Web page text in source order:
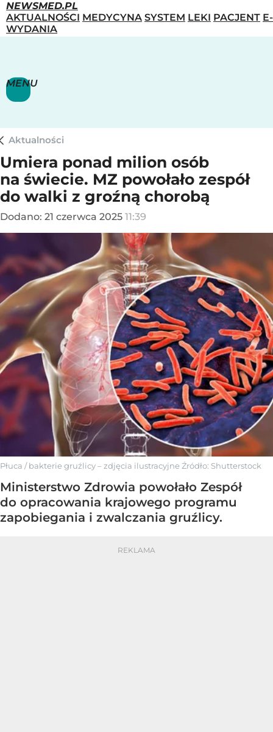
NEWSMED.PL
AKTUALNOŚCI MEDYCYNA SYSTEM LEKI PACJENT E-
WYDANIA
MENU
Aktualności
Umiera ponad milion osób
na świecie. MZ powołało zespół
do walki z groźną chorobą
Dodano: 21 czerwca 2025 11:39
Płuca / bakterie gruźlicy – zdjęcia ilustracyjne Źródło: Shutterstock
Ministerstwo Zdrowia powołało Zespół
do opracowania krajowego programu
zapobiegania i zwalczania gruźlicy.